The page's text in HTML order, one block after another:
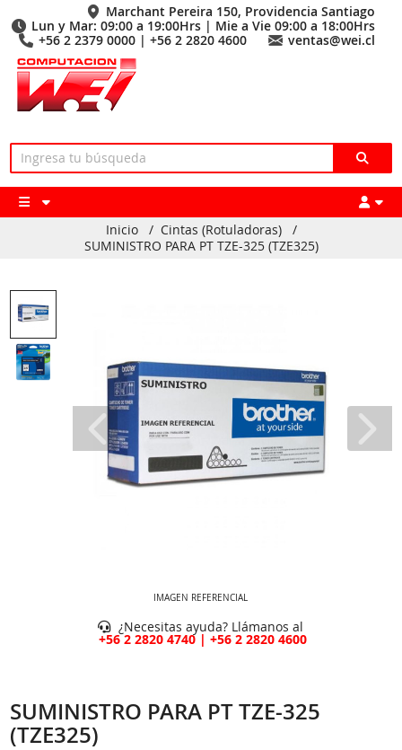
Marchant Pereira 150, Providencia Santiago
Lun y Mar: 09:00 a 19:00Hrs | Mie a Vie 09:00 a 18:00Hrs
+56 2 2379 0000 | +56 2 2820 4600
ventas@wei.cl
Inicio / Cintas (Rotuladoras)
/
SUMINISTRO PARA PT TZE-325 (TZE325)
IMAGEN REFERENCIAL
¿Necesitas ayuda? Llámanos al
+56 2 2820 4740 | +56 2 2820 4600
SUMINISTRO PARA PT TZE-325
(TZE325)